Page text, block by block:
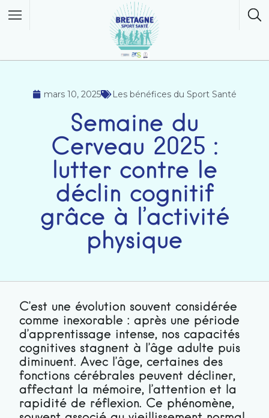
mars 10, 2025 Les bénéfices du Sport Santé
Semaine du
Cerveau 2025 :
lutter contre le
déclin cognitif
grâce à l’activité
physique
C’est une évolution souvent considérée
comme inexorable : après une période
d’apprentissage intense, nos capacités
cognitives stagnent à l’âge adulte puis
diminuent. Avec l’âge, certaines des
fonctions cérébrales peuvent décliner,
affectant la mémoire, l’attention et la
rapidité de réflexion. Ce phénomène,